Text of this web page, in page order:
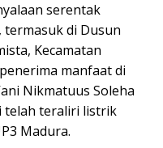
serentak
di Dusun
Kecamatan
manfaat di
Nikmatuus Soleha
telah teraliri listrik
Madura.